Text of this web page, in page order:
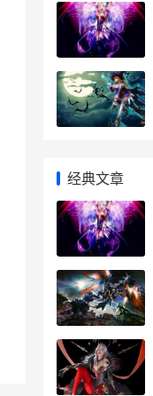
经典文章